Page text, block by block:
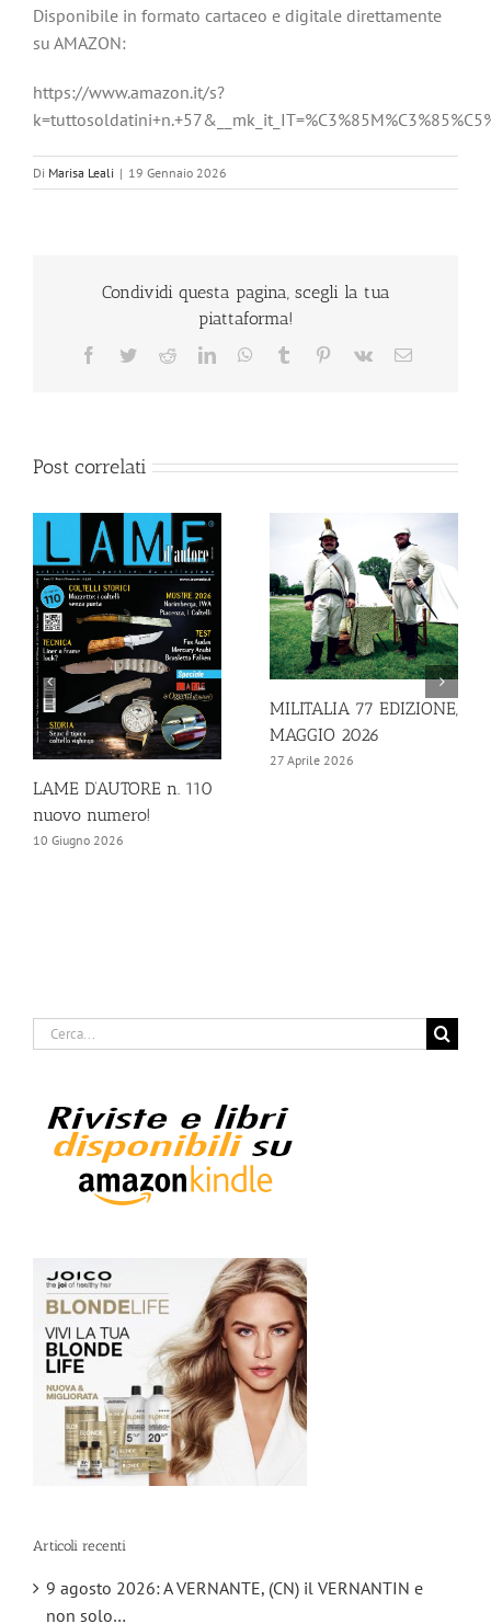
Disponibile in formato cartaceo e digitale direttamente
su AMAZON:
https://www.amazon.it/s?
Di Marisa Leali | 19 Gennaio 2026
Condividi questa pagina, scegli la tua
piattaforma!
Facebook
TwitterRedditLinkedInWhatsApp
Tumblr Pinterest
Vk Email
Post correlati
LAME D’AUTORE n. 110
nuovo numero!
10 Giugno 2026
MILITALIA 77 EDIZIONE,
MAGGIO 2026
27 Aprile 2026
Cerca
per:
Articoli recenti
9 agosto 2026: A VERNANTE, (CN) il VERNANTIN e
non solo…